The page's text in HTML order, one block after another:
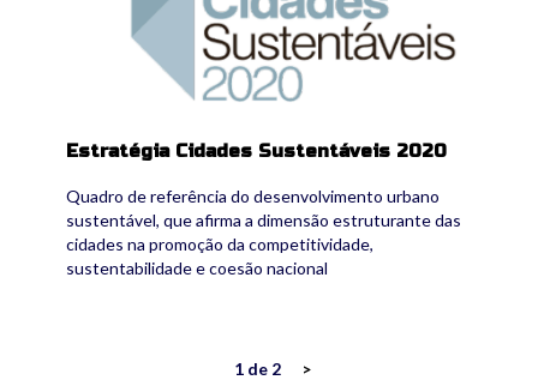
Estratégia Cidades Sustentáveis 2020
Quadro de referência do desenvolvimento urbano
sustentável, que afirma a dimensão estruturante das
cidades na promoção da competitividade,
sustentabilidade e coesão nacional
1 de 2
>